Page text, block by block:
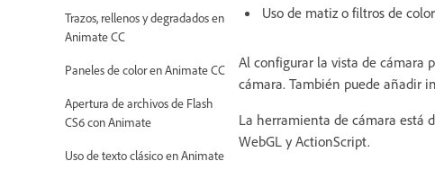
Trazos, rellenos y degradados en
Animate CC
Paneles de color en Animate CC
Apertura de archivos de Flash
CS6 con Animate
Uso de texto clásico en Animate
Uso de matiz o filtros de
Al configurar la vista de cámara
cámara. También puede añadir
La herramienta de cámara está
WebGL y ActionScript.